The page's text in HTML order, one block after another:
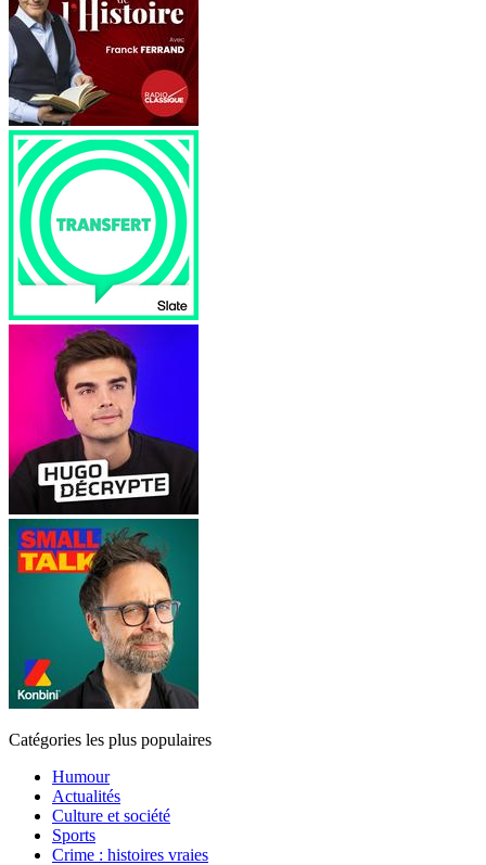
Catégories les plus populaires
Humour
Actualités
Culture et société
Sports
Crime : histoires vraies